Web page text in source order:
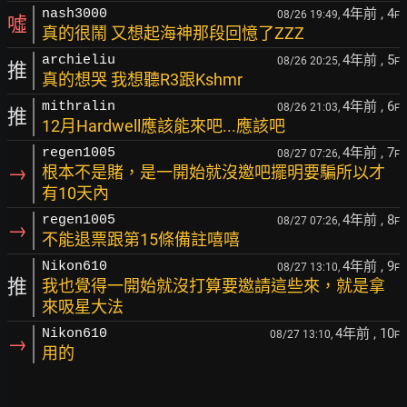
噓 nash3000 08/26 19:49, 4年前 , 4F
真的很鬧 又想起海神那段回憶了ZZZ
推 archieliu 08/26 20:25, 4年前 , 5F
真的想哭 我想聽R3跟Kshmr
推 mithralin 08/26 21:03, 4年前 , 6F
12月Hardwell應該能來吧...應該吧
→
regen1005 08/27 07:26, 4年前 , 7F
根本不是賭，是一開始就沒邀吧擺明要騙所以才
有10天內
→ regen1005 08/27 07:26, 4年前 , 8F
不能退票跟第15條備註嘻嘻
推
Nikon610 08/27 13:10, 4年前 , 9F
我也覺得一開始就沒打算要邀請這些來，就是拿
來吸星大法
→ Nikon610 08/27 13:10, 4年前 , 10F
用的